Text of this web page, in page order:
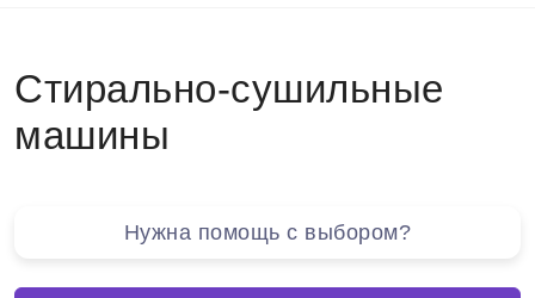
Стирально-сушильные
машины
Нужна помощь с выбором?